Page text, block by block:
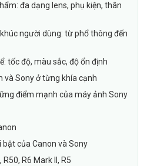
đa dạng lens, phụ kiện, thân
người dùng: từ phổ thông đến
tốc độ, màu sắc, độ ổn định
và Sony ở từng khía cạnh
điểm mạnh của máy ảnh Sony
bật của Canon và Sony
R50, R6 Mark II, R5